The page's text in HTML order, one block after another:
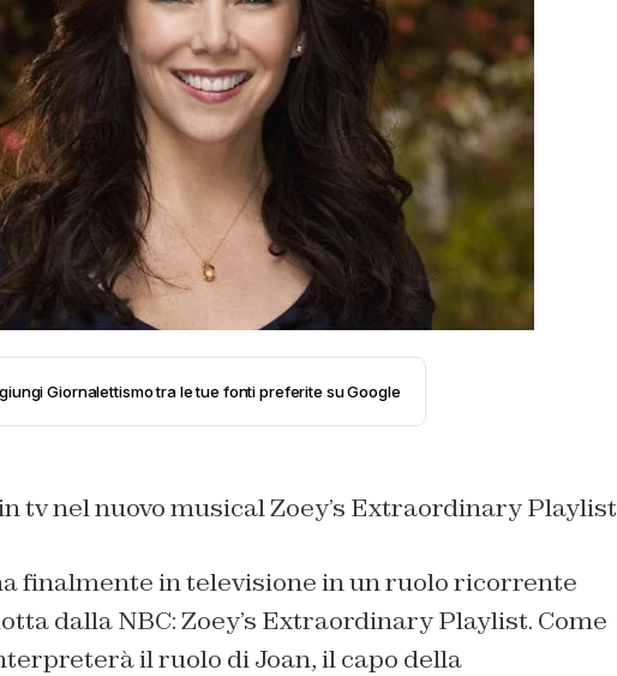
Giornalettismo tra le tue fonti preferite su Google
tv nel nuovo musical Zoey’s Extraordinary Playlist
finalmente in televisione in un ruolo ricorrente
dalla NBC: Zoey’s Extraordinary Playlist. Come
il ruolo di Joan, il capo della